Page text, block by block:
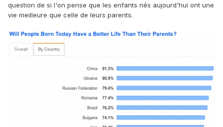
question de si l'on pense que les enfants nés aujourd'hui ont une
vie meilleure que celle de leurs parents.